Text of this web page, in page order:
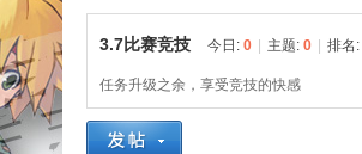
Di » ›
3.7比赛竞技 今日: 0 主题: 0 排名:
任务升级之余，享受竞技的快感